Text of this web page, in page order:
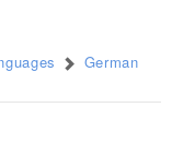
German